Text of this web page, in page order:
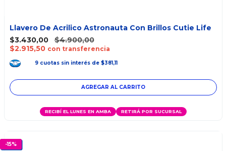
Llavero De Acrilico Astronauta Con Brillos Cutie Life
$3.430,00
$4.900,00
$2.915,50 con transferencia
9 cuotas sin interés de $381,11
RECIBÍ EL LUNES EN AMBA RETIRÁ POR SUCURSAL
-15%